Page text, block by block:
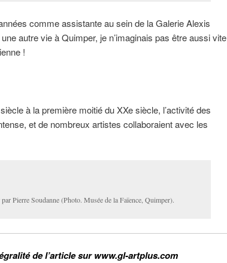
comme assistante au sein de la Galerie Alexis
autre vie à Quimper, je n’imaginais pas être aussi vite
!
à la première moitié du XXe siècle, l’activité des
et de nombreux artistes collaboraient avec les
Pierre Soudanne (Photo. Musée de la Faïence, Quimper).
de l’article sur www.gl-artplus.com